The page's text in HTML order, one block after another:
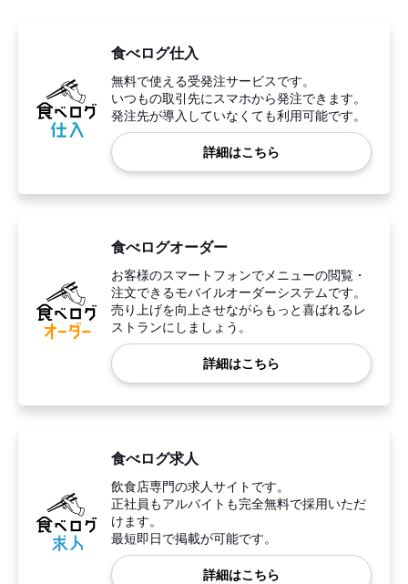
食べログ仕入
無料で使える受発注サービスです。
いつもの取引先にスマホから発注できます。
発注先が導入していなくても利用可能です。
詳細はこちら
食べログオーダー
お客様のスマートフォンでメニューの閲覧・
注文できるモバイルオーダーシステムです。
売り上げを向上させながらもっと喜ばれるレ
ストランにしましょう。
詳細はこちら
食べログ求人
飲食店専門の求人サイトです。
正社員もアルバイトも完全無料で採用いただ
けます。
最短即日で掲載が可能です。
詳細はこちら